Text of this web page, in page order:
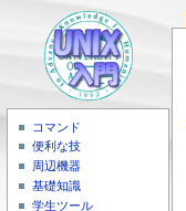
コマンド
便利な技
周辺機器
基礎知識
学生ツール